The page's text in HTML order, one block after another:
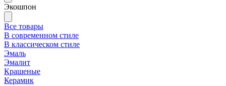
Экошпон
Все товары
В современном стиле
В классическом стиле
Эмаль
Эмалит
Крашеные
Керамик